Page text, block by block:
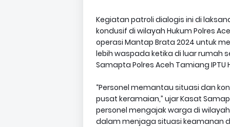
Kegiatan patroli dialogis ini di
kondusif di wilayah Hukum Polres
operasi Mantap Brata 2024 untuk
lebih waspada ketika di luar rumah
Samapta Polres Aceh Tamiang IPTU
“Personel memantau situasi dan
pusat keramaian,” ujar Kasat
personel mengajak warga di
dalam menjaga situasi keamanan